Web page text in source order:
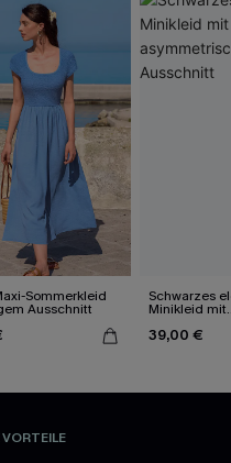
Sommerkleid
Ausschnitt
Schwarzes
Minikleid mit
Ausschnitt
39,00 €
VORTEILE